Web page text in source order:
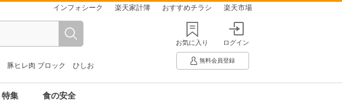
インフォシーク 楽天家計簿 おすすめチラシ 楽天市場
豚ヒレ肉 ブロック ひしお
お気に入り ログイン
無料会員登録
特集 食の安全